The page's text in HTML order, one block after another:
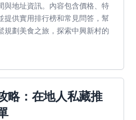
與地址資訊。內容包含價格、特
提供實用排行榜和常見問答，幫
規劃美食之旅，探索中興新村的
略：在地人私藏推